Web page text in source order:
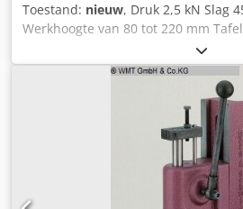
Toestand: nieuw, Druk 2,5 kN Slag
Werkhoogte van 80 tot 220 mm
mm Machinegewicht ca. 22 kg
230 x 390 mm Handpers met
krachtsoverbrenging gebeurt via een
tandheugelconstructie. Wordt
werkproces een constante druk
vervaardigd, spindel gehard en
levensduur Djdofv Av Iopfx Ai Hskr
optimale drukkracht, T-sleuf
gefreesd, groefstenen sluiten perfect